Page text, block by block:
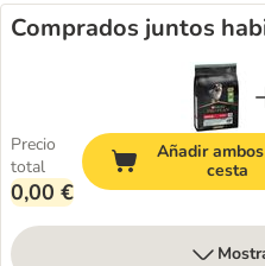
Comprados juntos
Precio
total
0,00 €
Añadir
cesta